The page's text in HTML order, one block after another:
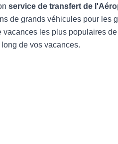
service de transfert de
de grands véhicules pour
les plus populaires
de vos vacances.